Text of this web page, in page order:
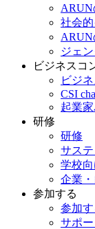
ARUN
社会
ジェ
ビジネスコ
ビジ
CSI
起業
研修
研修
サス
学校
企業
参加する
参加す
サポ